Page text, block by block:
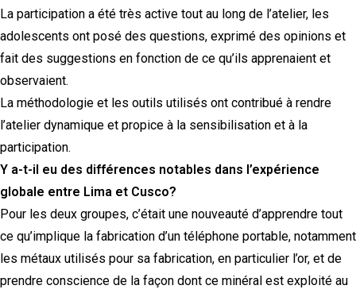
La participation a été très active tout au long de l’atelier, les
adolescents ont posé des questions, exprimé des opinions et
fait des suggestions en fonction de ce qu’ils apprenaient et
observaient.
La méthodologie et les outils utilisés ont contribué à rendre
l’atelier dynamique et propice à la sensibilisation et à la
participation.
Y a-t-il eu des différences notables dans l’expérience
globale entre Lima et Cusco?
Pour les deux groupes, c’était une nouveauté d’apprendre tout
ce qu’implique la fabrication d’un téléphone portable, notamment
les métaux utilisés pour sa fabrication, en particulier l’or, et de
prendre conscience de la façon dont ce minéral est exploité au